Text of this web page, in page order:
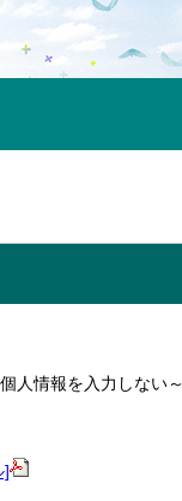
人情報を入力しない～
]